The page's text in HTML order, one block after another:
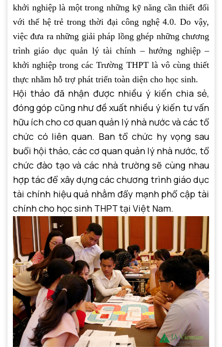
khởi nghiệp là một trong những kỹ năng cần thiết đối
với thế hệ trẻ trong thời đại công nghệ 4.0. Do vậy,
việc đưa ra những giải pháp lồng ghép những chương
trình giáo dục quản lý tài chính – hướng nghiệp –
khởi nghiệp trong các Trường THPT là vô cùng thiết
thực nhằm hỗ trợ phát triển toàn diện cho học sinh.
Hội thảo đã nhận được nhiều ý kiến chia sẻ,
đóng góp cũng như đề xuất nhiều ý kiến tư vấn
hữu ích cho cơ quan quản lý nhà nước và các tổ
chức có liên quan. Ban tổ chức hy vọng sau
buổi hội thảo, các cơ quan quản lý nhà nước, tổ
chức đào tạo và các nhà trường sẽ cùng nhau
hợp tác để xây dựng các chương trình giáo dục
tài chính hiệu quả nhằm đẩy mạnh phổ cập tài
chính cho học sinh THPT tại Việt Nam.